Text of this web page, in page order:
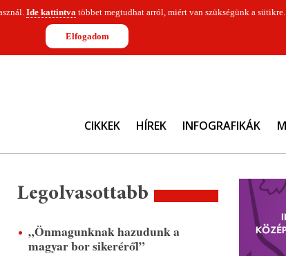
Ide kattintvatöbbet megtudhat arról, miért van szükségünk a sütikre.
Elfogadom
CIKKEK HÍREK INFOGRAFIKÁK
Legolvasottabb
„Önmagunknak hazudunk a
magyar bor sikeréről”